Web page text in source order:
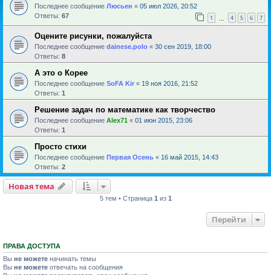
Последнее сообщение Люсьен « 05 июл 2026, 20:52
Ответы: 67 1 4 5 6 7
Оцените рисунки, пожалуйста
Последнее сообщение dainese.polo « 30 сен 2019, 18:00
Ответы: 8
А это о Корее
Последнее сообщение SoFA Kir « 19 ноя 2016, 21:52
Ответы: 1
Решение задач по математике как творчество
Последнее сообщение Alex71 « 01 июн 2015, 23:06
Ответы: 1
Просто стихи
Последнее сообщение Первая Осень « 16 май 2015, 14:43
Ответы: 2
Новая тема
5 тем • Страница 1 из 1
Перейти
ПРАВА ДОСТУПА
Вы не можете начинать темы
Вы не можете отвечать на сообщения